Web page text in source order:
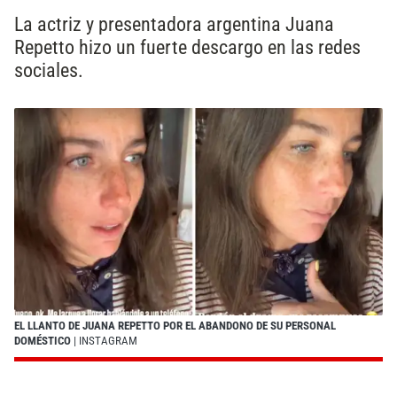
La actriz y presentadora argentina Juana
Repetto hizo un fuerte descargo en las redes
sociales.
EL LLANTO DE JUANA REPETTO POR EL ABANDONO DE SU PERSONAL
DOMÉSTICO | INSTAGRAM